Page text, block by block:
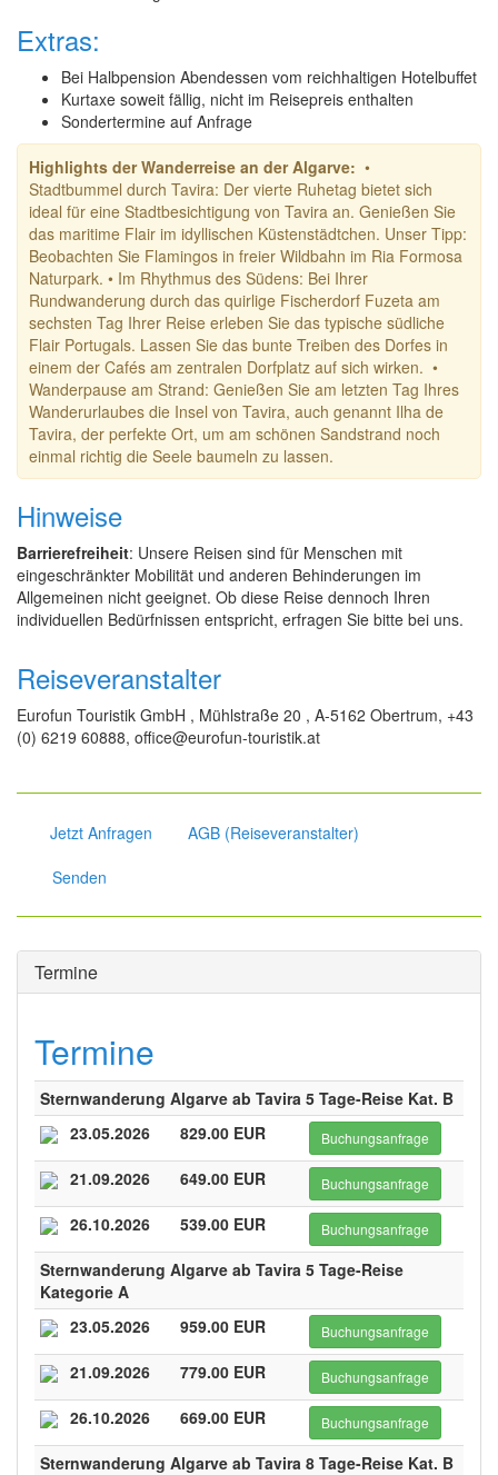
Extras:
Bei Halbpension Abendessen vom reichhaltigen Hotelbuffet
Kurtaxe soweit fällig, nicht im Reisepreis enthalten
Sondertermine auf Anfrage
Highlights der Wanderreise an der Algarve: •
Stadtbummel durch Tavira: Der vierte Ruhetag bietet sich
ideal für eine Stadtbesichtigung von Tavira an. Genießen Sie
das maritime Flair im idyllischen Küstenstädtchen. Unser Tipp:
Beobachten Sie Flamingos in freier Wildbahn im Ria Formosa
Naturpark. • Im Rhythmus des Südens: Bei Ihrer
Rundwanderung durch das quirlige Fischerdorf Fuzeta am
sechsten Tag Ihrer Reise erleben Sie das typische südliche
Flair Portugals. Lassen Sie das bunte Treiben des Dorfes in
einem der Cafés am zentralen Dorfplatz auf sich wirken. •
Wanderpause am Strand: Genießen Sie am letzten Tag Ihres
Wanderurlaubes die Insel von Tavira, auch genannt Ilha de
Tavira, der perfekte Ort, um am schönen Sandstrand noch
einmal richtig die Seele baumeln zu lassen.
Hinweise
Barrierefreiheit: Unsere Reisen sind für Menschen mit
eingeschränkter Mobilität und anderen Behinderungen im
Allgemeinen nicht geeignet. Ob diese Reise dennoch Ihren
individuellen Bedürfnissen entspricht, erfragen Sie bitte bei uns.
Reiseveranstalter
Eurofun Touristik GmbH , Mühlstraße 20 , A-5162 Obertrum, +43
(0) 6219 60888, office@eurofun-touristik.at
Jetzt Anfragen
AGB (Reiseveranstalter)
Senden
Termine
Termine
Sternwanderung Algarve ab Tavira 5 Tage-Reise Kat. B
23.05.2026
829.00 EUR Buchungsanfrage
21.09.2026 649.00 EUR Buchungsanfrage
26.10.2026 539.00 EUR Buchungsanfrage
Sternwanderung Algarve ab Tavira 5 Tage-Reise
Kategorie A
23.05.2026
959.00 EUR Buchungsanfrage
21.09.2026 779.00 EUR Buchungsanfrage
26.10.2026 669.00 EUR Buchungsanfrage
Sternwanderung Algarve ab Tavira 8 Tage-Reise Kat. B